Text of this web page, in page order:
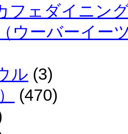
フェダイニン
ウーバーイー
ル (3)
(470)